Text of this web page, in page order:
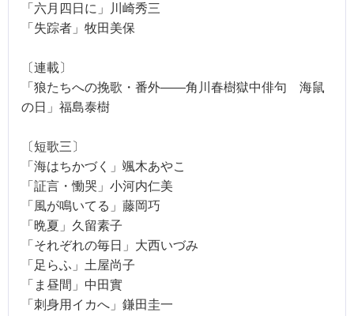
「六月四日に」川崎秀三
「失踪者」牧田美保
〔連載〕
「狼たちへの挽歌・番外――角川春樹獄中俳句 海鼠
の日」福島泰樹
〔短歌三〕
「海はちかづく」颯木あやこ
「証言・慟哭」小河内仁美
「風が鳴いてる」藤岡巧
「晩夏」久留素子
「それぞれの毎日」大西いづみ
「足らふ」土屋尚子
「ま昼間」中田實
「刺身用イカへ」鎌田圭一